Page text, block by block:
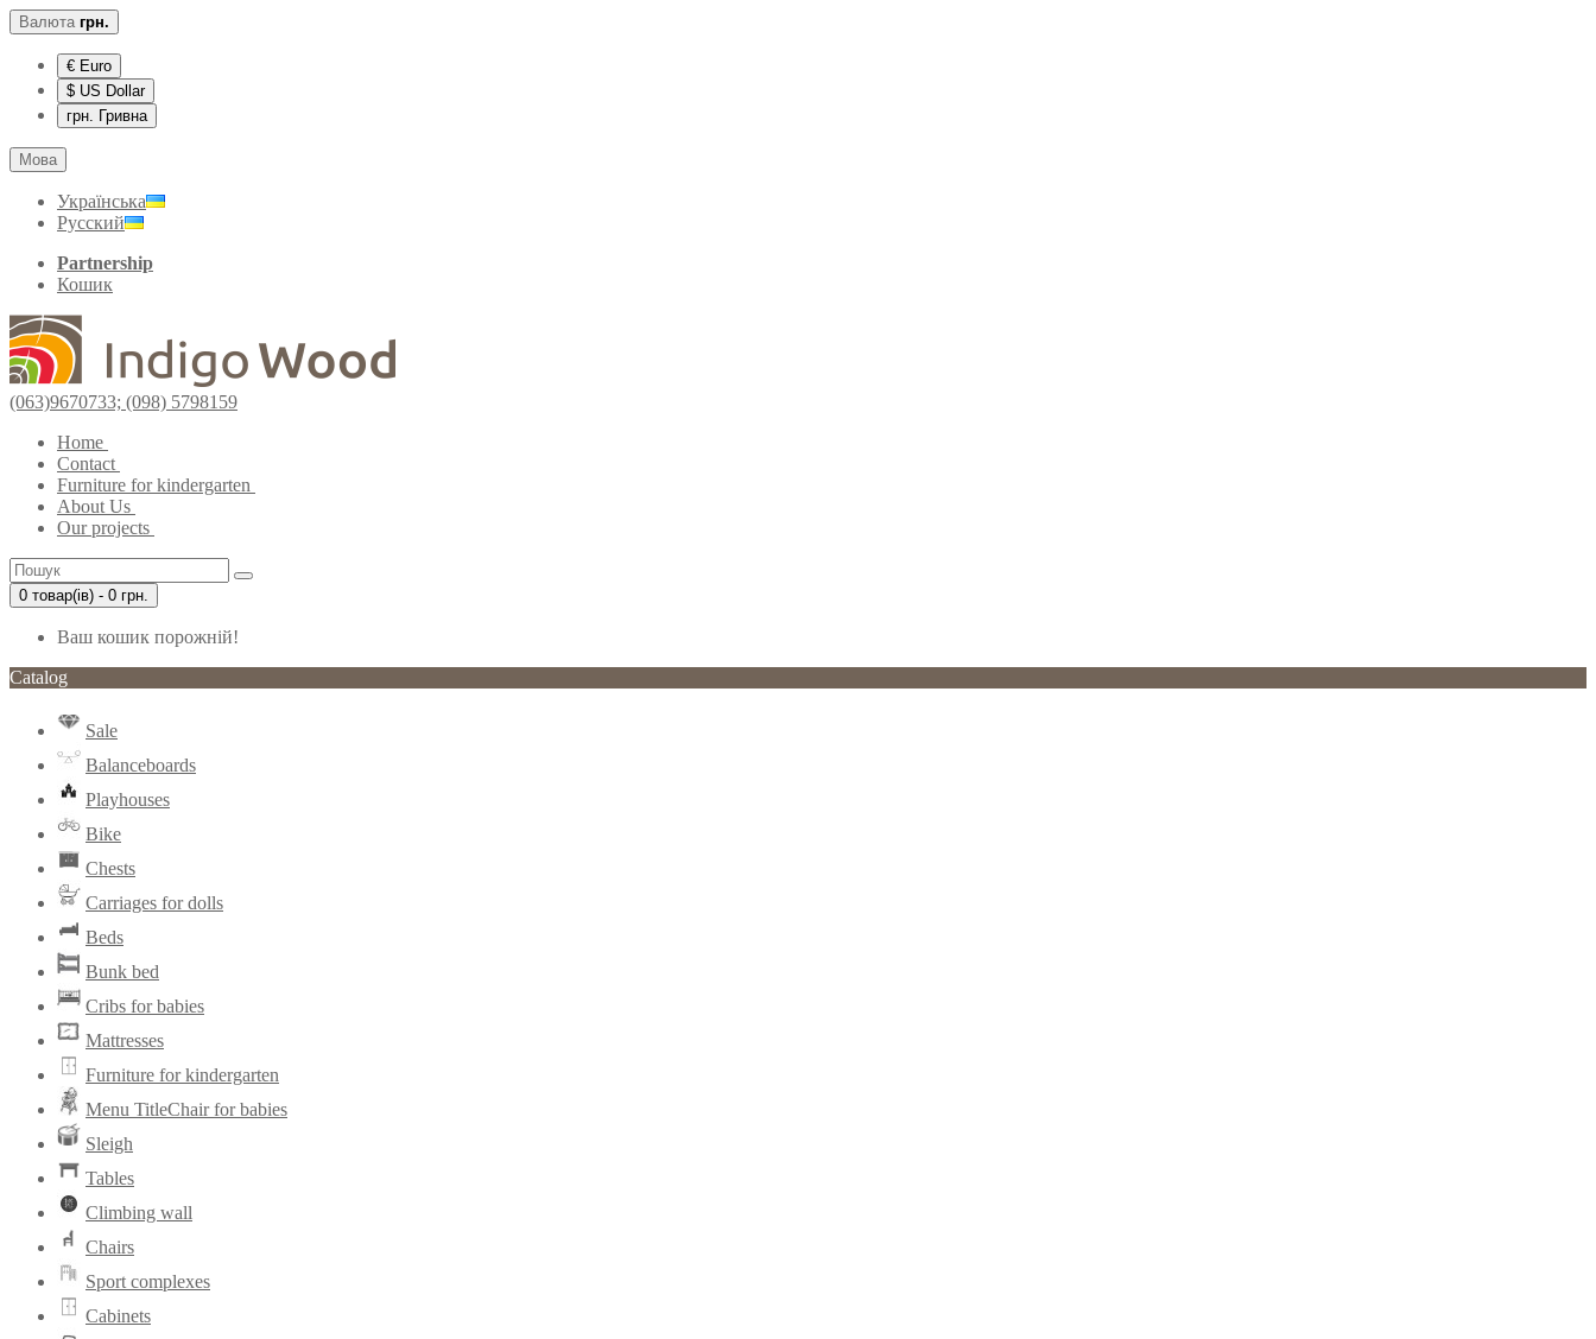
Валюта грн.
€ Euro
$ US Dollar
грн. Гривна
Мова
Українська
Русский
Partnership
Кошик
(063)9670733; (098) 5798159
Home
Contact
Furniture for kindergarten
About Us
Our projects
0 товар(ів) - 0 грн.
Ваш кошик порожній!
Catalog
Sale
Balanceboards
Playhouses
Bike
Chests
Carriages for dolls
Beds
Bunk bed
Cribs for babies
Mattresses
Furniture for kindergarten
Menu TitleChair for babies
Sleigh
Tables
Climbing wall
Chairs
Sport complexes
Cabinets